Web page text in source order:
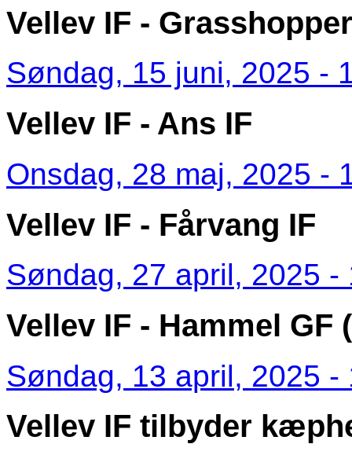
Vellev IF -
Søndag, 15 juni, 2025 -
Vellev IF - Ans IF
Onsdag, 28 maj, 2025 -
Vellev IF - Fårvang IF
Søndag, 27 april, 2025 -
Vellev IF - Hammel GF
Søndag, 13 april, 2025 -
Vellev IF tilbyder